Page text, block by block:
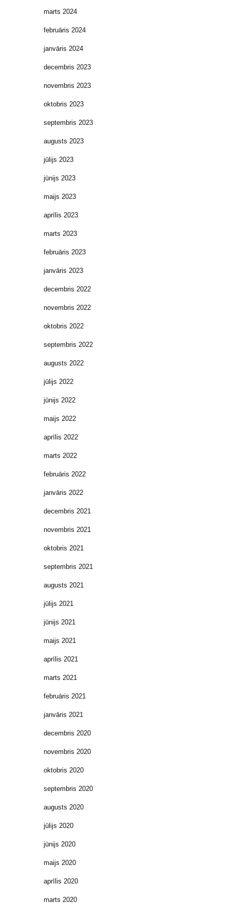
marts 2024
februāris 2024
janvāris 2024
decembris 2023
novembris 2023
oktobris 2023
septembris 2023
augusts 2023
jūlijs 2023
jūnijs 2023
maijs 2023
aprīlis 2023
marts 2023
februāris 2023
janvāris 2023
decembris 2022
novembris 2022
oktobris 2022
septembris 2022
augusts 2022
jūlijs 2022
jūnijs 2022
maijs 2022
aprīlis 2022
marts 2022
februāris 2022
janvāris 2022
decembris 2021
novembris 2021
oktobris 2021
septembris 2021
augusts 2021
jūlijs 2021
jūnijs 2021
maijs 2021
aprīlis 2021
marts 2021
februāris 2021
janvāris 2021
decembris 2020
novembris 2020
oktobris 2020
septembris 2020
augusts 2020
jūlijs 2020
jūnijs 2020
maijs 2020
aprīlis 2020
marts 2020